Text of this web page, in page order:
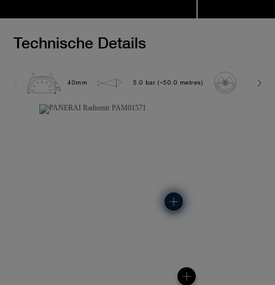
Technische Details
40mm 5.0 bar (~50.0 metres) P900